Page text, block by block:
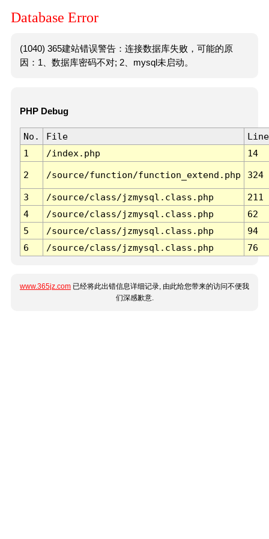
Database Error
(1040) 365建站错误警告：连接数据库失败，可能的原
因：1、数据库密码不对; 2、mysql未启动。
PHP Debug
No. File
Line
1
/index.php 14
2 /source/function/function_extend.php 324
3 /source/class/jzmysql.class.php
211
4
/source/class/jzmysql.class.php
62
5
/source/class/jzmysql.class.php
94
6
/source/class/jzmysql.class.php 76
www.365jz.com 已经将此出错信息详细记录, 由此给您带来的访问不便我
们深感歉意.